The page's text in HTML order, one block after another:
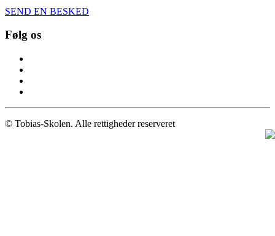
SEND EN BESKED
Følg os
© Tobias-Skolen. Alle rettigheder reserveret